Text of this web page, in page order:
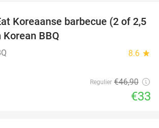
30%
Koreaanse barbecue (2 of 2,5
BBQ
8.6 star
Regulier €46,90
€33